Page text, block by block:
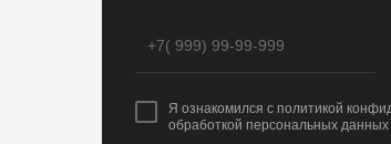
Я ознакомился с политикой
обработкой персональных данных